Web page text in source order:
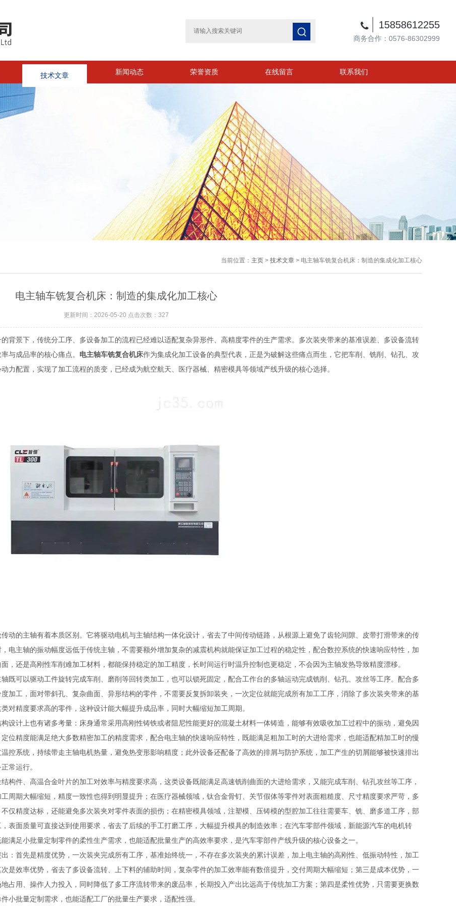
15858612255
商务合作：0576-86302999
技术文章 新闻动态 荣誉资质 在线留言 联系我们
当前位置： 主页> 技术文章> 电主轴车铣复合机床：制造的集成化加工核心
电主轴车铣复合机床：制造的集成化加工核心
更新时间：2026-05-20 点击次数：327
景下，传统分工序、多设备加工的流程已经难以适配复杂异形件、高精度零件的生产需求。多次装夹带来的基准误差、多设备流转
与成品率的核心痛点。 电主轴车铣复合机床作为集成化加工设备的典型代表，正是为破解这些痛点而生，它把车削、铣削、钻孔、攻
力配置，实现了加工流程的质变，已经成为航空航天、医疗器械、精密模具等领域产线升级的核心选择。
的主轴有着本质区别。它将驱动电机与主轴结构一体化设计，省去了中间传动链路，从根源上避免了齿轮间隙、皮带打滑带来的传
电主轴的振动幅度远低于传统主轴，不需要额外增加复杂的减震机构就能保证加工过程的稳定性，配合数控系统的快速响应特性，加
，还是高刚性车削难加工材料，都能保持稳定的加工精度，长时间运行时温升控制也更稳定，不会因为主轴发热导致精度漂移。
可以驱动工件旋转完成车削、磨削等回转类加工，也可以锁死固定，配合工作台的多轴运动完成铣削、钻孔、攻丝等工序。配合多
加工，面对带斜孔、复杂曲面、异形结构的零件，不需要反复拆卸装夹，一次定位就能完成所有加工工序，消除了多次装夹带来的基
对精度要求高的零件，这种设计能大幅提升成品率，同时大幅缩短加工周期。
计上也有诸多考量：床身通常采用高刚性铸铁或者阻尼性能更好的混凝土材料一体铸造，能够有效吸收加工过程中的振动，避免因
位精度能满足绝大多数精密加工的精度需求，配合电主轴的快速响应特性，既能满足粗加工时的大进给需求，也能适配精加工时的慢
控系统，持续带走主轴电机热量，避免热变形影响精度；此外设备还配备了高效的排屑与防护系统，加工产生的切屑能够被快速排出
常运行。
件、高温合金叶片的加工对效率与精度要求高，这类设备既能满足高速铣削曲面的大进给需求，又能完成车削、钻孔攻丝等工序，
周期大幅缩短，精度一致性也得到明显提升；在医疗器械领域，钛合金骨钉、关节假体等零件对表面粗糙度、尺寸精度要求严苛，多
仅精度达标，还能避免多次装夹对零件表面的损伤；在精密模具领域，注塑模、压铸模的型腔加工往往需要车、铣、磨多道工序，部
表面质量可直接达到使用要求，省去了后续的手工打磨工序，大幅提升模具的制造效率；在汽车零部件领域，新能源汽车的电机转
满足小批量定制零件的柔性生产需求，也能适配批量生产的高效率要求，是汽车零部件产线升级的核心设备之一。
首先是精度优势，一次装夹完成所有工序，基准始终统一，不存在多次装夹的累计误差，加上电主轴的高刚性、低振动特性，加工
是效率优势，省去了多设备流转、上下料的辅助时间，复杂零件的加工效率能有数倍提升，交付周期大幅缩短；第三是成本优势，一
占用、操作人力投入，同时降低了多工序流转带来的废品率，长期投入产出比远高于传统加工方案；第四是柔性优势，只需要更换数
小批量定制需求，也能适配工厂的批量生产要求，适配性强。